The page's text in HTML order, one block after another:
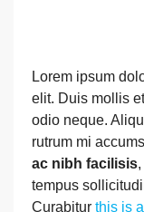
Lorem ipsum
elit. Duis mollis
odio neque.
rutrum mi
ac nibh facilisis
tempus
Curabitur this is